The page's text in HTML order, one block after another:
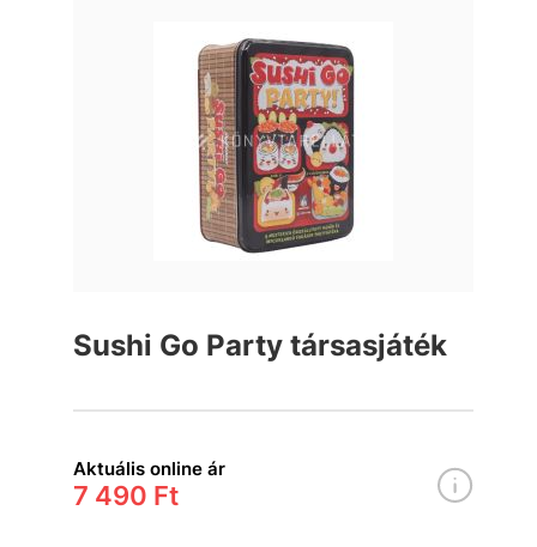
Sushi Go Party társasjáték
Aktuális online ár
7 490 Ft